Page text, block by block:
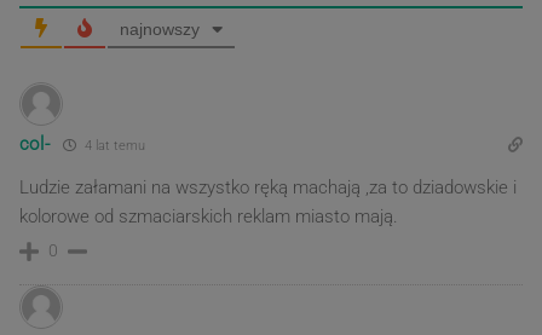
najnowszy
col- 4 lat temu
Ludzie załamani na wszystko ręką machają ,za to dziadowskie i
kolorowe od szmaciarskich reklam miasto mają.
0